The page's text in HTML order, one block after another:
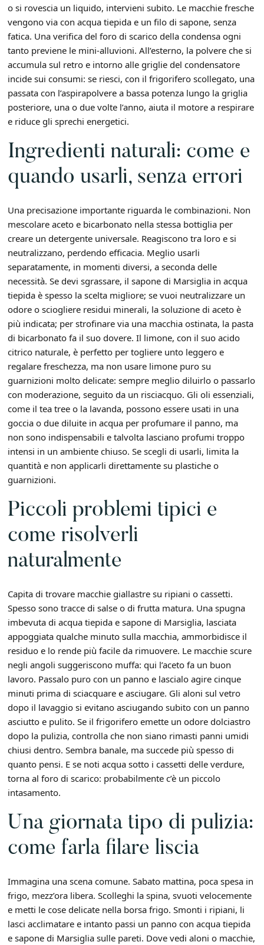
o si rovescia un liquido, intervieni subito. Le macchie fresche
vengono via con acqua tiepida e un filo di sapone, senza
fatica. Una verifica del foro di scarico della condensa ogni
tanto previene le mini-alluvioni. All’esterno, la polvere che si
accumula sul retro e intorno alle griglie del condensatore
incide sui consumi: se riesci, con il frigorifero scollegato, una
passata con l’aspirapolvere a bassa potenza lungo la griglia
posteriore, una o due volte l’anno, aiuta il motore a respirare
e riduce gli sprechi energetici.
Ingredienti naturali: come e
quando usarli, senza errori
Una precisazione importante riguarda le combinazioni. Non
mescolare aceto e bicarbonato nella stessa bottiglia per
creare un detergente universale. Reagiscono tra loro e si
neutralizzano, perdendo efficacia. Meglio usarli
separatamente, in momenti diversi, a seconda delle
necessità. Se devi sgrassare, il sapone di Marsiglia in acqua
tiepida è spesso la scelta migliore; se vuoi neutralizzare un
odore o sciogliere residui minerali, la soluzione di aceto è
più indicata; per strofinare via una macchia ostinata, la pasta
di bicarbonato fa il suo dovere. Il limone, con il suo acido
citrico naturale, è perfetto per togliere unto leggero e
regalare freschezza, ma non usare limone puro su
guarnizioni molto delicate: sempre meglio diluirlo o passarlo
con moderazione, seguito da un risciacquo. Gli oli essenziali,
come il tea tree o la lavanda, possono essere usati in una
goccia o due diluite in acqua per profumare il panno, ma
non sono indispensabili e talvolta lasciano profumi troppo
intensi in un ambiente chiuso. Se scegli di usarli, limita la
quantità e non applicarli direttamente su plastiche o
guarnizioni.
Piccoli problemi tipici e
come risolverli
naturalmente
Capita di trovare macchie giallastre su ripiani o cassetti.
Spesso sono tracce di salse o di frutta matura. Una spugna
imbevuta di acqua tiepida e sapone di Marsiglia, lasciata
appoggiata qualche minuto sulla macchia, ammorbidisce il
residuo e lo rende più facile da rimuovere. Le macchie scure
negli angoli suggeriscono muffa: qui l’aceto fa un buon
lavoro. Passalo puro con un panno e lascialo agire cinque
minuti prima di sciacquare e asciugare. Gli aloni sul vetro
dopo il lavaggio si evitano asciugando subito con un panno
asciutto e pulito. Se il frigorifero emette un odore dolciastro
dopo la pulizia, controlla che non siano rimasti panni umidi
chiusi dentro. Sembra banale, ma succede più spesso di
quanto pensi. E se noti acqua sotto i cassetti delle verdure,
torna al foro di scarico: probabilmente c’è un piccolo
intasamento.
Una giornata tipo di pulizia:
come farla filare liscia
Immagina una scena comune. Sabato mattina, poca spesa in
frigo, mezz’ora libera. Scolleghi la spina, svuoti velocemente
e metti le cose delicate nella borsa frigo. Smonti i ripiani, li
lasci acclimatare e intanto passi un panno con acqua tiepida
e sapone di Marsiglia sulle pareti. Dove vedi aloni o macchie,